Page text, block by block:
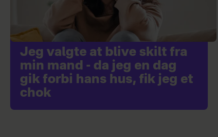
Jeg valgte at blive skilt fra
min mand - da jeg en dag
gik forbi hans hus, fik jeg et
chok